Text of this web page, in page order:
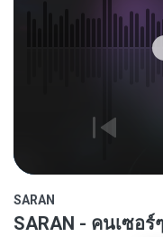
SARAN
SARAN - คนเซอร์